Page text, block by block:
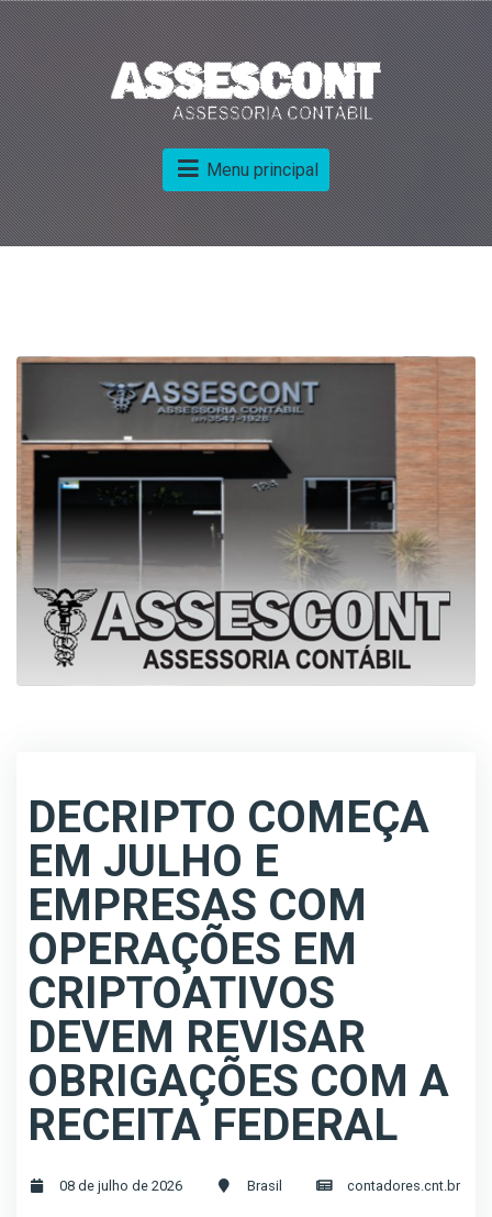
Menu principal
DECRIPTO COMEÇA
EM JULHO E
EMPRESAS COM
OPERAÇÕES EM
CRIPTOATIVOS
DEVEM REVISAR
OBRIGAÇÕES COM A
RECEITA FEDERAL
08 de julho de 2026 Brasil contadores.cnt.br